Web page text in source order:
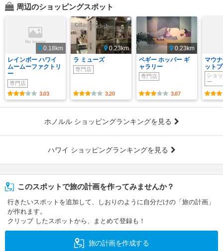
周辺のショッピングスポット
0.18km
レインボー ハワイ
ムームーファクトリ
ー
専門店
3.03
0.23km
ラ ミューズ
専門店
3.20
0.23km
ペギー ホッパー ギ
ャラリー
専門店
3.07
マウ
ット
ショ
ー
ホノルル ショッピングランキングを見る
ハワイ ショッピングランキングを見る
このスポットで旅の計画を作ってみませんか？
行きたいスポットを追加して、しおりのように自分だけの「旅の計画」
が作れます。
クリップ したスポットから、まとめて登録も！
旅の計画を作成する